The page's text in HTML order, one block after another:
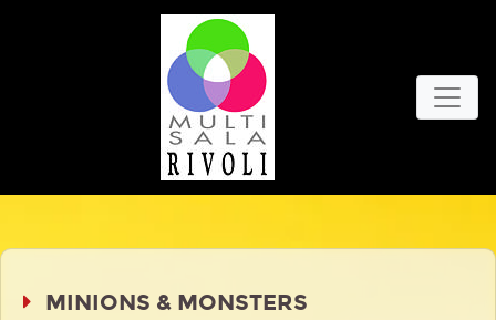
MINIONS & MONSTERS